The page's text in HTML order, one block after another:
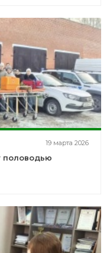
19 марта 2026
половодью